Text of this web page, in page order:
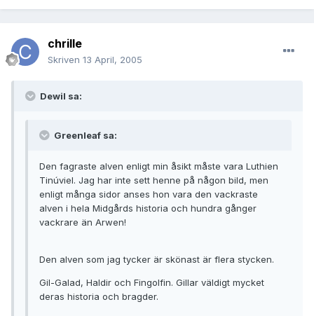
chrille
Skriven 13 April, 2005
Dewil sa:
Greenleaf sa:
Den fagraste alven enligt min åsikt måste vara Luthien
Tinúviel. Jag har inte sett henne på någon bild, men
enligt många sidor anses hon vara den vackraste
alven i hela Midgårds historia och hundra gånger
vackrare än Arwen!
Den alven som jag tycker är skönast är flera stycken.
Gil-Galad, Haldir och Fingolfin. Gillar väldigt mycket
deras historia och bragder.